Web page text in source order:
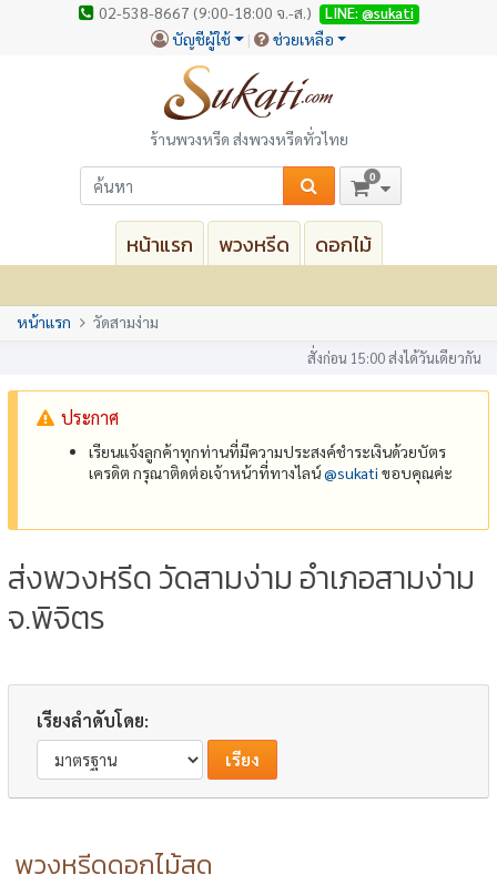
02-538-8667 (9:00-18:00 จ.-ส.) LINE: @sukati
บัญชีผู้ใช้ ช่วยเหลือ
ร้านพวงหรีด ส่งพวงหรีดทั่วไทย
0
หน้าแรก พวงหรีด ดอกไม้
หน้าแรก วัดสามง่าม
สั่งก่อน 15:00 ส่งได้วันเดียวกัน
ประกาศ
เรียนแจ้งลูกค้าทุกท่านที่มีความประสงค์ชำระเงินด้วยบัตร
เครดิต กรุณาติดต่อเจ้าหน้าที่ทางไลน์@‌sukati ขอบคุณค่ะ
ส่งพวงหรีด วัดสามง่าม อำเภอสามง่าม
จ.พิจิตร
เรียงลำดับโดย:
พวงหรีดดอกไม้สด